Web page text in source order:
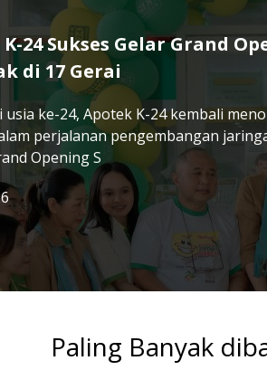
24 Sukses Gelar Grand
di 17 Gerai
usia ke-24, Apotek K-24 kembali
perjalanan pengembangan
Opening S
Paling Banyak